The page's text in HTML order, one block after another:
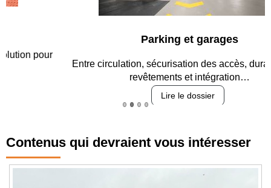
Parking et garages
Entre circulation, sécurisation des accès, durabilité des
revêtements et intégration…
Contenus qui devraient vous intéresser